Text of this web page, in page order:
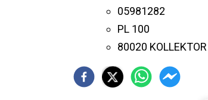
05981282
PL 100
80020